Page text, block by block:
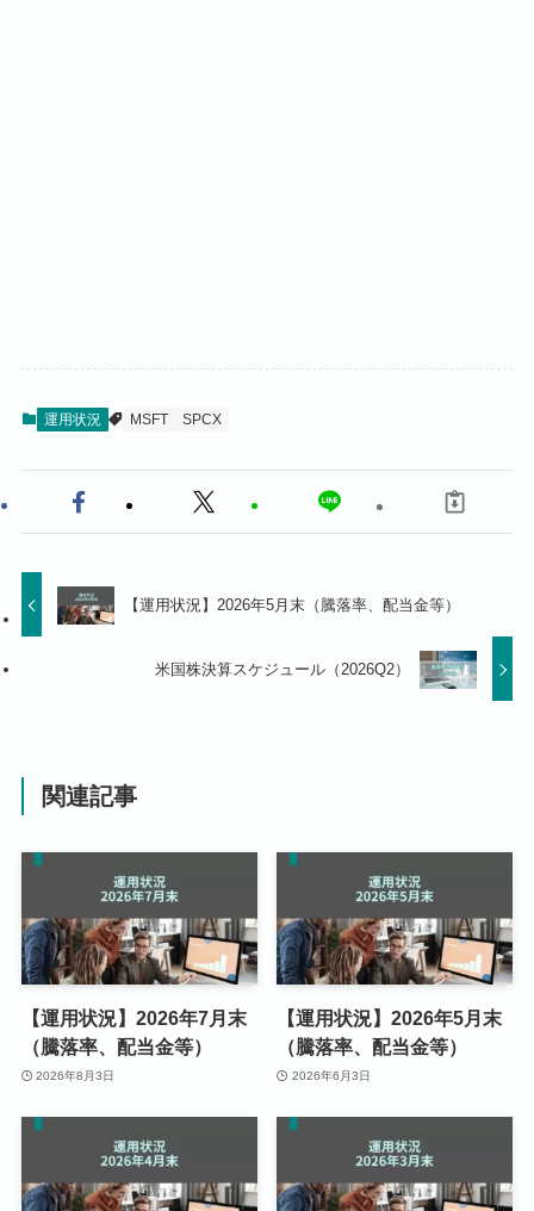
運用状況 MSFT SPCX
【運用状況】2026年5月末（騰落率、配当金等）
米国株決算スケジュール（2026Q2）
関連記事
【運用状況】2026年7月末
（騰落率、配当金等）
2026年8月3日
【運用状況】2026年5月末
（騰落率、配当金等）
2026年6月3日